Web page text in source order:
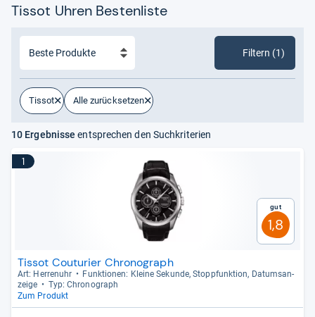
Tissot Uhren Bestenliste
Tissot Alle zurücksetzen
Filtern (1)
10 Ergebnisse entsprechen den Suchkriterien
1
Gut
1,8
Tissot Couturier Chronograph
Art: Her­ren­uhr
Funk­tio­nen: Kleine Sekunde, Stopp­funk­tion, Datums­an­
zeige
Typ: Chro­no­graph
Zum Produkt